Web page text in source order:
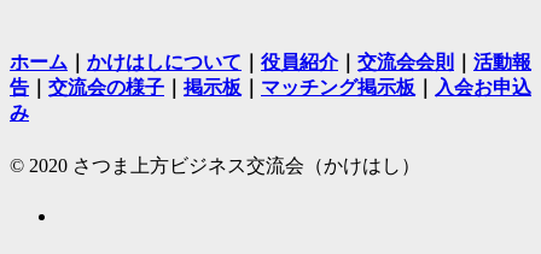
ホーム かけはしについて 役員紹介｜ 交流会会則
活動報
告
交流会の様子 掲示板 マッチング掲示板
入会お申込
み
© 2020 さつま上方ビジネス交流会（かけはし）